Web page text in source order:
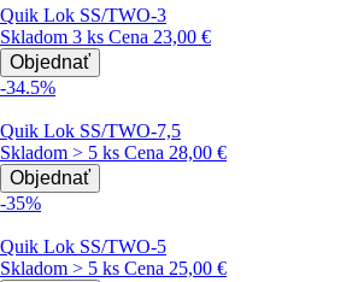
Quik Lok SS/TWO-3
Skladom 3 ks Cena 23,00 €
Objednať
-34.5%
Quik Lok SS/TWO-7,5
Skladom > 5 ks Cena 28,00 €
Objednať
-35%
Quik Lok SS/TWO-5
Skladom > 5 ks Cena 25,00 €